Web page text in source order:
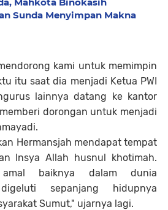
Sunda Menyimpan Makna
kami untuk memimpin
itu saat dia menjadi Ketua PWI
lainnya datang ke kantor
dorongan untuk menjadi
Hermansjah mendapat tempat
Insya Allah husnul khotimah.
amal baiknya dalam dunia
sepanjang hidupnya
Sumut," ujarnya lagi.